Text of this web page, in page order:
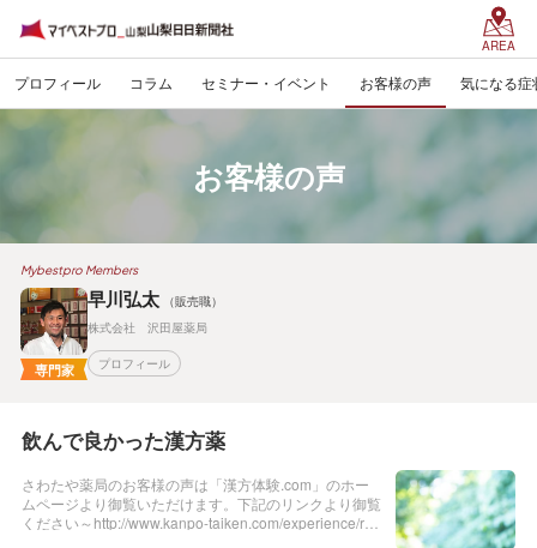
AREA
プロフィール コラム セミナー・イベント お客様の声 気になる症
お客様の声
Mybestpro Members
専門家
早川弘太
（販売職）
株式会社 沢田屋薬局
プロフィール
飲んで良かった漢方薬
さわたや薬局のお客様の声は「漢方体験.com」のホー
ムページより御覧いただけます。下記のリンクより御覧
ください～http://www.kanpo-taiken.com/experience/res